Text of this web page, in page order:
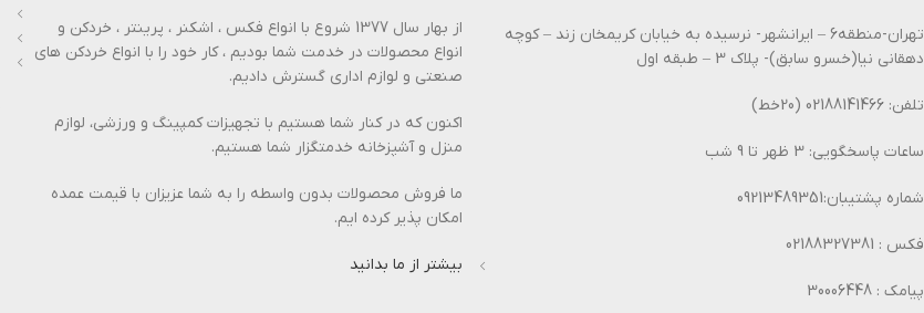
تهران-منطقه6 – ایرانشهر- نرسیده به خیابان کریمخان زند – کوچه
دهقانی نیا(خسرو سابق)- پلاک 3 – طبقه اول
تلفن: 02188141466 (20خط)
ساعات پاسخگویی: 3 ظهر تا 9 شب
شماره پشتیبان:09213489351
فکس : 02188327381
پیامک : 30006448
از بهار سال 1377 شروع با انواع فکس ، اشکنر ، پرینتر ، خردکن و
انواع محصولات در خدمت شما بودیم ، کار خود را با انواع خردکن های
صنعتی و لوازم اداری گسترش دادیم.
اکنون که در کنار شما هستیم با تجهیزات کمپینگ و ورزشی، لوازم
منزل و آشپزخانه خدمتگزار شما هستیم.
ما فروش محصولات بدون واسطه را به شما عزیزان با قیمت عمده
امکان پذیر کرده ایم.
بیشتر از ما بدانید